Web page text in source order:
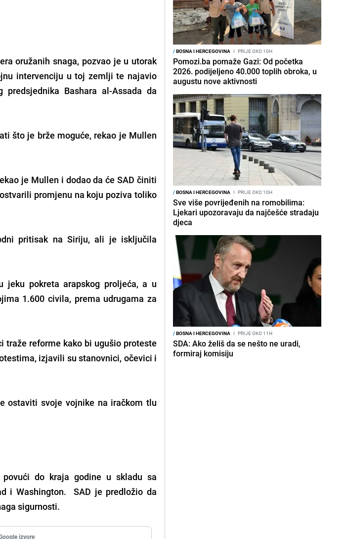
oružanih snaga, pozvao je u utorak
intervenciju u toj zemlji te najavio
Bashara al-Assada da
što je brže moguće, rekao je Mullen
je Mullen i dodao da će SAD činiti
promjenu na koju poziva toliko
pritisak na Siriju, ali je isključila
pokreta arapskog proljeća, a u
1.600 civila, prema udrugama za
traže reforme kako bi ugušio proteste
izjavili su stanovnici, očevici i
ostaviti svoje vojnike na iračkom tlu
do kraja godine u skladu sa
i Washington. SAD je predložio da
sigurnosti.
izvore
/BOSNA I HERCEGOVINA I PRIJE OKO 10H
Pomozi.ba pomaže Gazi: Od početka
2026. podijeljeno 40.000 toplih obroka, u
augustu nove aktivnosti
/BOSNA I HERCEGOVINA I PRIJE OKO 10H
Sve više povrijeđenih na romobilima:
Ljekari upozoravaju da najčešće stradaju
djeca
/BOSNA I HERCEGOVINA I PRIJE OKO 11H
SDA: Ako želiš da se nešto ne uradi,
formiraj komisiju